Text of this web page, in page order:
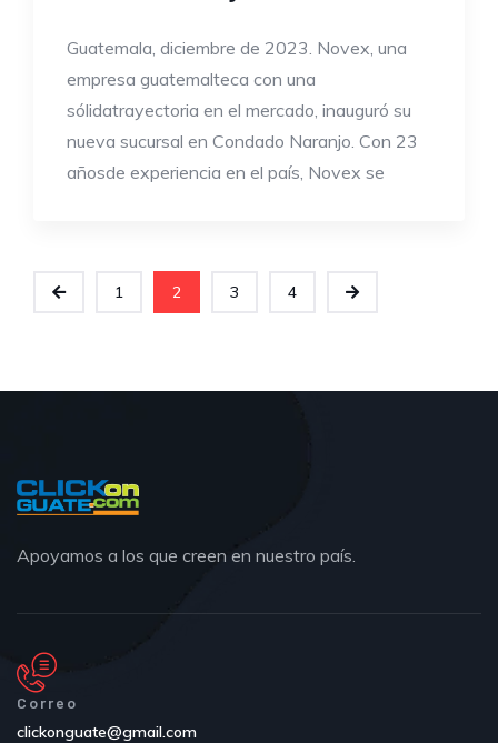
Guatemala, diciembre de 2023. Novex, una
empresa guatemalteca con una
sólidatrayectoria en el mercado, inauguró su
nueva sucursal en Condado Naranjo. Con 23
añosde experiencia en el país, Novex se
1 2 3 4
Apoyamos a los que creen en nuestro país.
Correo
clickonguate@gmail.com